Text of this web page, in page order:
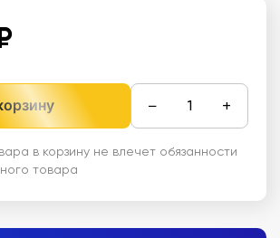
− +
в корзину не влечет обязанности
товара